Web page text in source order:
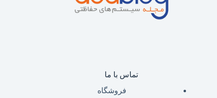
تماس با ما
فروشگاه